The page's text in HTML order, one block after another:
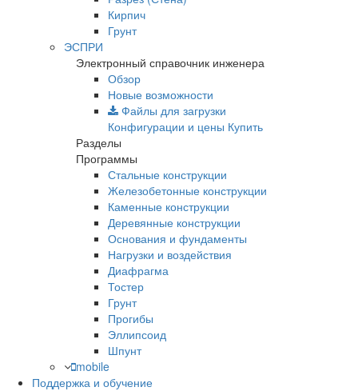
Кирпич
Грунт
ЭСПРИ
Электронный справочник инженера
Обзор
Новые возможности
Файлы для загрузки
Конфигурации и цены Купить
Разделы
Программы
Стальные конструкции
Железобетонные конструкции
Каменные конструкции
Деревянные конструкции
Основания и фундаменты
Нагрузки и воздействия
Диафрагма
Тостер
Грунт
Прогибы
Эллипсоид
Шпунт
mobile
Поддержка и обучение